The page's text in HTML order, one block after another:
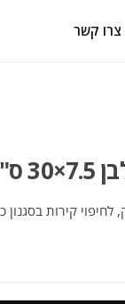
צרו קשר
קירות בסגנון